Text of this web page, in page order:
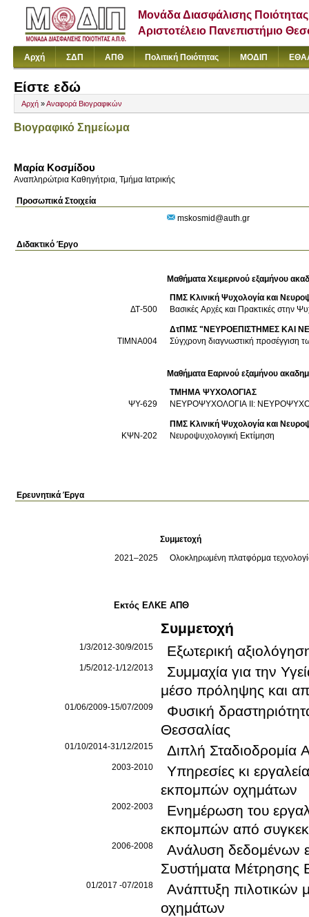
Μονάδα Διασφάλισης Ποιότητας
Αριστοτέλειο Πανεπιστήμιο
Αρχή ΣΔΠ ΑΠΘ Πολιτική Ποιότητας ΜΟΔΙΠ
Είστε εδώ
Αρχή »Αναφορά Βιογραφικών
Βιογραφικό Σημείωμα
Μαρία Κοσμίδου
Αναπληρώτρια Καθηγήτρια, Τμήμα Ιατρικής
Προσωπικά Στοιχεία
mskosmid@auth.gr
Διδακτικό Έργο
Μαθήματα Χειμερινού εξαμήνου
ΠΜΣ Κλινική Ψυχολογία και
ΔΤ-500
Βασικές Αρχές και Πρακτικές στην
ΔτΠΜΣ "ΝΕΥΡΟΕΠΙΣΤΗΜΕΣ ΚΑΙ
ΤΙΜΝΑ004
Σύγχρονη διαγνωστική προσέγγιση
Μαθήματα Εαρινού εξαμήνου
ΤΜΗΜΑ ΨΥΧΟΛΟΓΙΑΣ
ΨΥ-629
ΝΕΥΡΟΨΥΧΟΛΟΓΙΑ ΙΙ:
ΠΜΣ Κλινική Ψυχολογία και
ΚΨΝ-202
Νευροψυχολογική Εκτίμηση
Ερευνητικά Έργα
Συμμετοχή
2021–2025
Ολοκληρωμένη πλατφόρμα
Εκτός ΕΛΚΕ ΑΠΘ
Συμμετοχή
1/3/2012-30/9/2015 Εξωτερική
1/5/2012-1/12/2013
Συμμαχία για την
μέσο πρόληψης και
01/06/2009-15/07/2009
Φυσική
Θεσσαλίας
01/10/2014-31/12/2015 Διπλή Σταδιοδρομία
2003-2010
Υπηρεσίες κι
εκπομπών οχημάτων
2002-2003
Ενημέρωση του
εκπομπών από
2006-2008
Ανάλυση δεδομένων
Συστήματα
01/2017 -07/2018
Ανάπτυξη πιλοτικών
οχημάτων